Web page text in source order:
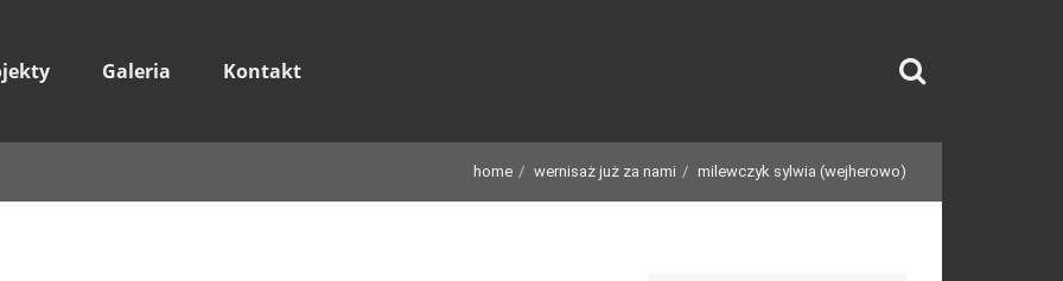
Galeria Kontakt
home wernisaż już za nami milewczyk sylwia (wejherowo)